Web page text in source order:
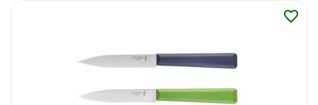
favorite_border